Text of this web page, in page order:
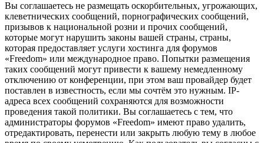
Вы соглашаетесь не размещать оскорбительных, угрожающих,
клеветнических сообщений, порнографических сообщений,
призывов к национальной розни и прочих сообщений,
которые могут нарушить законы вашей страны, страны,
которая предоставляет услуги хостинга для форумов
«Freedom» или международное право. Попытки размещения
таких сообщений могут привести к вашему немедленному
отключению от конференции, при этом ваш провайдер будет
поставлен в известность, если мы сочтём это нужным. IP-
адреса всех сообщений сохраняются для возможности
проведения такой политики. Вы соглашаетесь с тем, что
администраторы форумов «Freedom» имеют право удалить,
отредактировать, перенести или закрыть любую тему в любое